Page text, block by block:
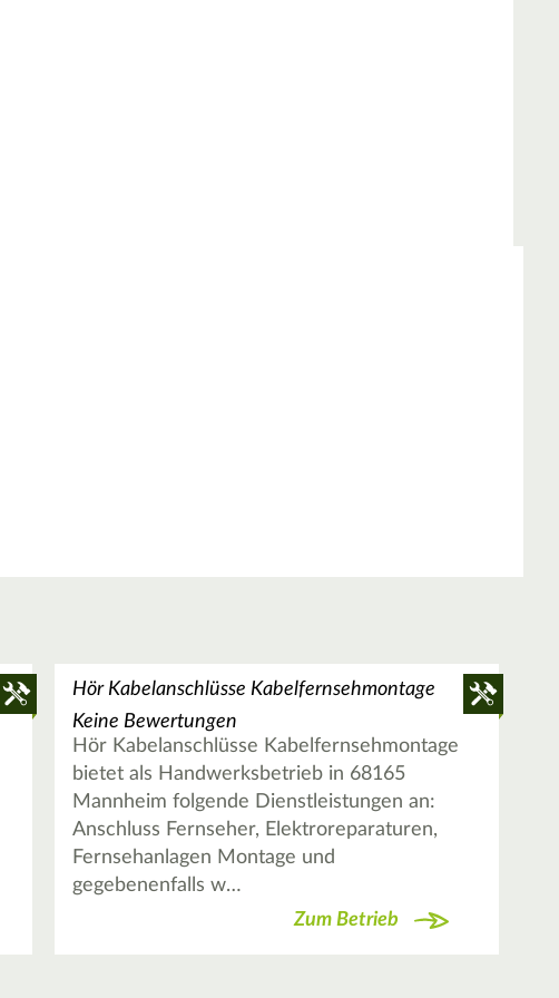
Hör Kabelanschlüsse Kabelfernsehmontage
Keine Bewertungen
Hör Kabelanschlüsse Kabelfernsehmontage
bietet als Handwerksbetrieb in 68165
Mannheim folgende Dienstleistungen an:
Anschluss Fernseher, Elektroreparaturen,
Fernsehanlagen Montage und
gegebenenfalls w…
Zum Betrieb